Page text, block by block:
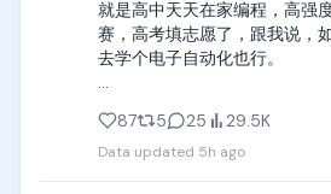
shor算法计算机，直接预付1
都可以。
这家公司一旦开始稳定交付量
的一定不亚于OpenAI，一定是
值。
现在最大的问题是，目前的骗
就是高中天天在家编程，高强
赛，高考填志愿了，跟我说，
去学个电子自动化也行。
党哥作为一个电子和自动化背
你们这些高中编程小天才最大
87 5 25 29.5K
Data updated 5h ago